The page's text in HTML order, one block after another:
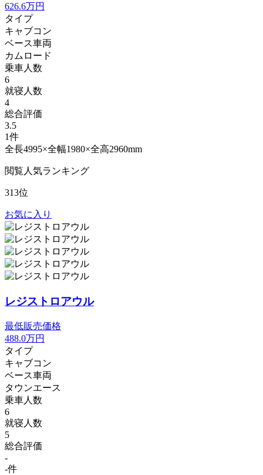
626.6万円
タイプ
キャブコン
ベース車両
カムロード
乗車人数
6
就寝人数
4
総合評価
3.5
1件
全長4995×全幅1980×全高2960mm
閲覧人気ランキング
313位
お気に入り
レジストロアウル
最低販売価格
488.0万円
タイプ
キャブコン
ベース車両
タウンエース
乗車人数
6
就寝人数
5
総合評価
-
-件